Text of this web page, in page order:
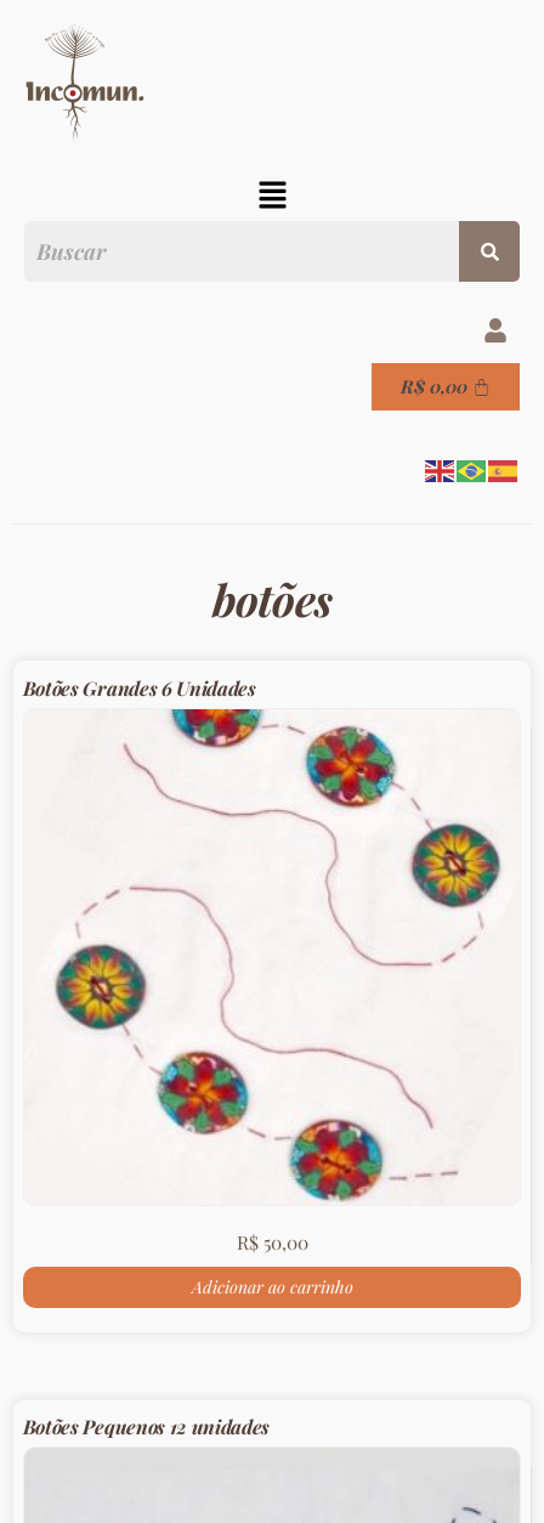
R$0,00
botões
Botões Grandes 6 Unidades
R$50,00
Adicionar ao carrinho
Botões Pequenos 12 unidades